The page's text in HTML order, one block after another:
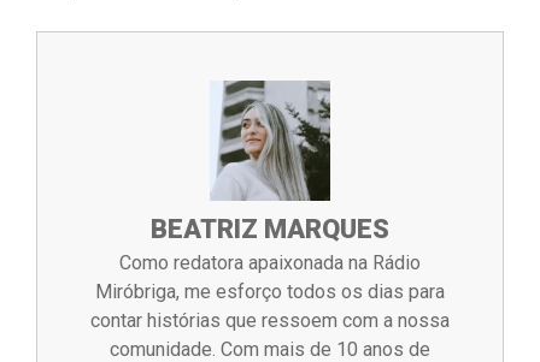
BEATRIZ MARQUES
Como redatora apaixonada na Rádio
Miróbriga, me esforço todos os dias para
contar histórias que ressoem com a nossa
comunidade. Com mais de 10 anos de